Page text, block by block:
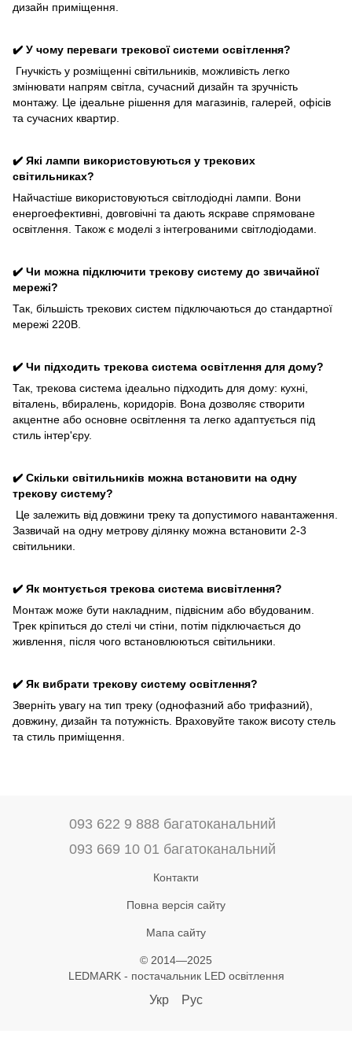
дизайн приміщення.
✔️ У чому переваги трекової системи освітлення?
Гнучкість у розміщенні світильників, можливість легко
змінювати напрям світла, сучасний дизайн та зручність
монтажу. Це ідеальне рішення для магазинів, галерей, офісів
та сучасних квартир.
✔️ Які лампи використовуються у трекових
світильниках?
Найчастіше використовуються світлодіодні лампи. Вони
енергоефективні, довговічні та дають яскраве спрямоване
освітлення. Також є моделі з інтегрованими світлодіодами.
✔️ Чи можна підключити трекову систему до звичайної
мережі?
Так, більшість трекових систем підключаються до стандартної
мережі 220В.
✔️ Чи підходить трекова система освітлення для дому?
Так, трекова система ідеально підходить для дому: кухні,
віталень, вбиралень, коридорів. Вона дозволяє створити
акцентне або основне освітлення та легко адаптується під
стиль інтер'єру.
✔️ Скільки світильників можна встановити на одну
трекову систему?
Це залежить від довжини треку та допустимого навантаження.
Зазвичай на одну метрову ділянку можна встановити 2-3
світильники.
✔️ Як монтується трекова система висвітлення?
Монтаж може бути накладним, підвісним або вбудованим.
Трек кріпиться до стелі чи стіни, потім підключається до
живлення, після чого встановлюються світильники.
✔️ Як вибрати трекову систему освітлення?
Зверніть увагу на тип треку (однофазний або трифазний),
довжину, дизайн та потужність. Враховуйте також висоту стель
та стиль приміщення.
093 622 9 888 багатоканальний
093 669 10 01 багатоканальний
Контакти
Повна версія сайту
Мапа сайту
© 2014—2025
LEDMARK - постачальник LED освітлення
Укр Рус